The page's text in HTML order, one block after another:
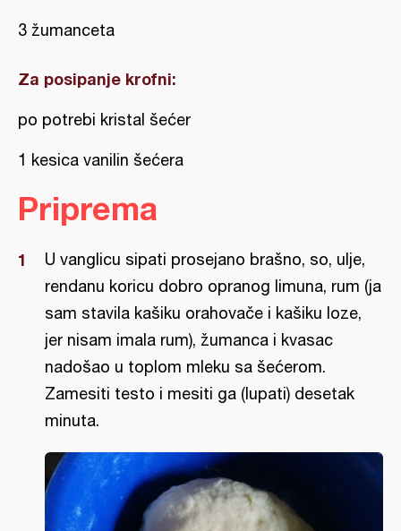
3 žumanceta
Za posipanje krofni:
po potrebi kristal šećer
1 kesica vanilin šećera
Priprema
U vanglicu sipati prosejano brašno, so, ulje,
rendanu koricu dobro opranog limuna, rum (ja
sam stavila kašiku orahovače i kašiku loze,
jer nisam imala rum), žumanca i kvasac
nadošao u toplom mleku sa šećerom.
Zamesiti testo i mesiti ga (lupati) desetak
minuta.